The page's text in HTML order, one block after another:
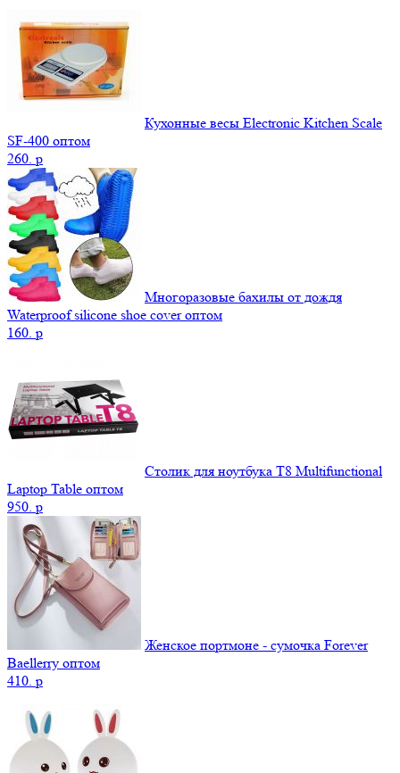
Кухонные весы Electronic Kitchen Scale
SF-400 оптом
260. p
Многоразовые бахилы от дождя
Waterproof silicone shoe cover оптом
160. p
Столик для ноутбука Т8 Мultifunctional
Laptop Table оптом
950. p
Женское портмоне - сумочка Forever
Baellerry оптом
410. p